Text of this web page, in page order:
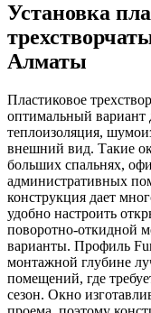
Установка
Алматы
Пластиковое
оптимальный
теплоизоляция,
внешний вид. Такие
больших спальнях,
административных
конструкция дает
удобно настроить
поворотно-откидной
варианты. Профиль
монтажной глубине
помещений, где
сезон. Окно